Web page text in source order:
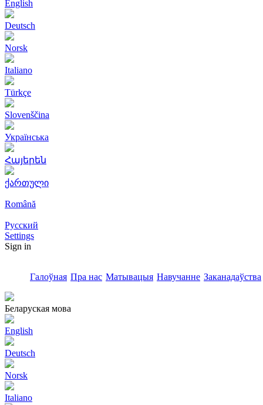
English
Deutsch
Norsk
Italiano
Türkçe
Slovenščina
Українська
Հայերեն
ქართული
Română
Русский
Settings
Sign in
Галоўная Пра нас Матывацыя Навучанне Заканадаўства
Беларуская мова
English
Deutsch
Norsk
Italiano